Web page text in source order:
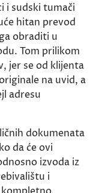
i sudski tumači
hitan prevod
obraditi u
Tom prilikom
jer se od klijenta
na uvid, a
adresu
dokumenata
da će ovi
izvoda iz
i